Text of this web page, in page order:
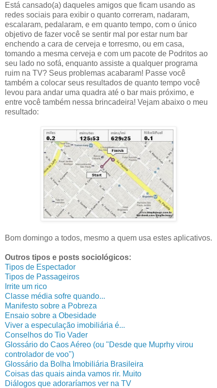
Está cansado(a) daqueles amigos que ficam usando as
redes sociais para exibir o quanto correram, nadaram,
escalaram, pedalaram, e em quanto tempo, com o único
objetivo de fazer você se sentir mal por estar num bar
enchendo a cara de cerveja e torresmo, ou em casa,
tomando a mesma cerveja e com um pacote de Podritos ao
seu lado no sofá, enquanto assiste a qualquer programa
ruim na TV? Seus problemas acabaram! Passe você
também a colocar seus resultados de quanto tempo você
levou para andar uma quadra até o bar mais próximo, e
entre você também nessa brincadeira! Vejam abaixo o meu
resultado:
Bom domingo a todos, mesmo a quem usa estes aplicativos.
Outros tipos e posts sociológicos:
Tipos de Espectador
Tipos de Passageiros
Irrite um rico
Classe média sofre quando...
Manifesto sobre a Pobreza
Ensaio sobre a Obesidade
Viver a especulação imobiliária é...
Conselhos do Tio Vader
Glossário do Caos Aéreo (ou "Desde que Muprhy virou
controlador de voo")
Glossário da Bolha Imobiliária Brasileira
Coisas das quais ainda vamos rir. Muito
Diálogos que adoraríamos ver na TV